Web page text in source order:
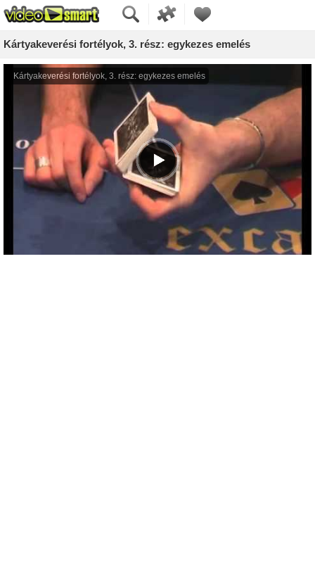
Kártyakeverési fortélyok, 3. rész: egykezes emelés